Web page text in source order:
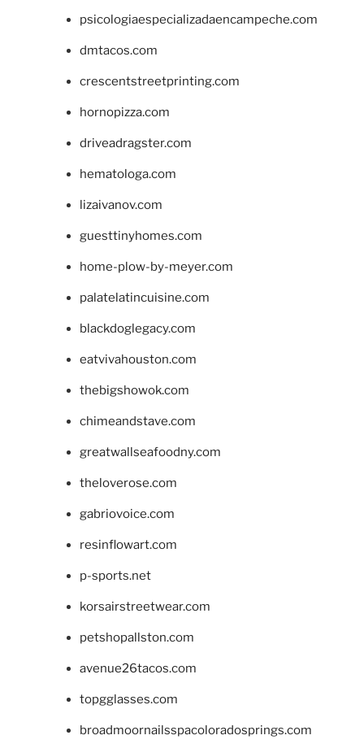
psicologiaespecializadaencampeche.com
dmtacos.com
crescentstreetprinting.com
hornopizza.com
driveadragster.com
hematologa.com
lizaivanov.com
guesttinyhomes.com
home-plow-by-meyer.com
palatelatincuisine.com
blackdoglegacy.com
eatvivahouston.com
thebigshowok.com
chimeandstave.com
greatwallseafoodny.com
theloverose.com
gabriovoice.com
resinflowart.com
p-sports.net
korsairstreetwear.com
petshopallston.com
avenue26tacos.com
topgglasses.com
broadmoornailsspacoloradosprings.com